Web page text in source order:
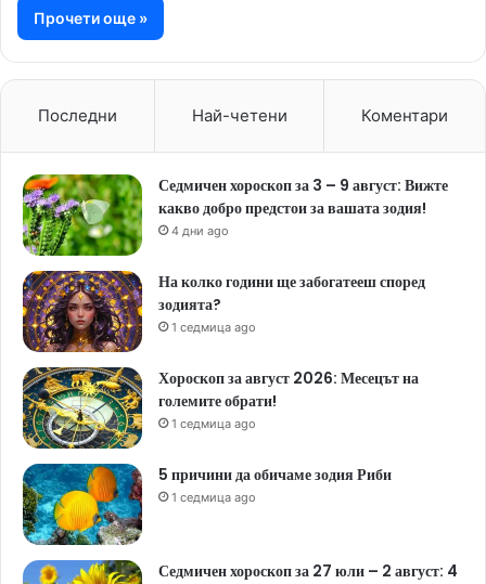
Прочети още »
Последни Най-четени Коментари
Седмичен хороскоп за 3 – 9 август: Вижте
какво добро предстои за вашата зодия!
4 дни ago
На колко години ще забогатееш според
зодията?
1 седмица ago
Хороскоп за август 2026: Месецът на
големите обрати!
1 седмица ago
5 причини да обичаме зодия Риби
1 седмица ago
Седмичен хороскоп за 27 юли – 2 август: 4